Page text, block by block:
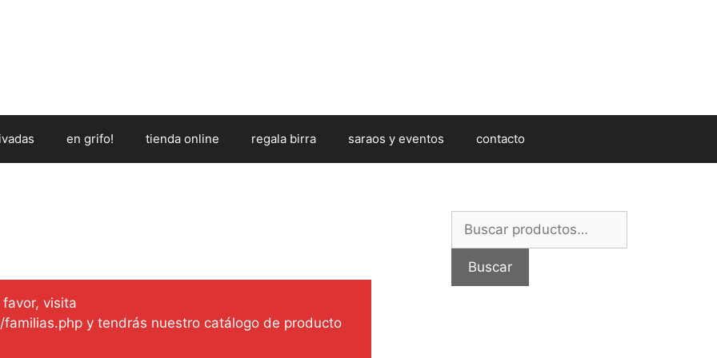
en grifo! tienda online regala birra saraos y eventos contacto
visita
y tendrás nuestro catálogo de producto
por:
Buscar